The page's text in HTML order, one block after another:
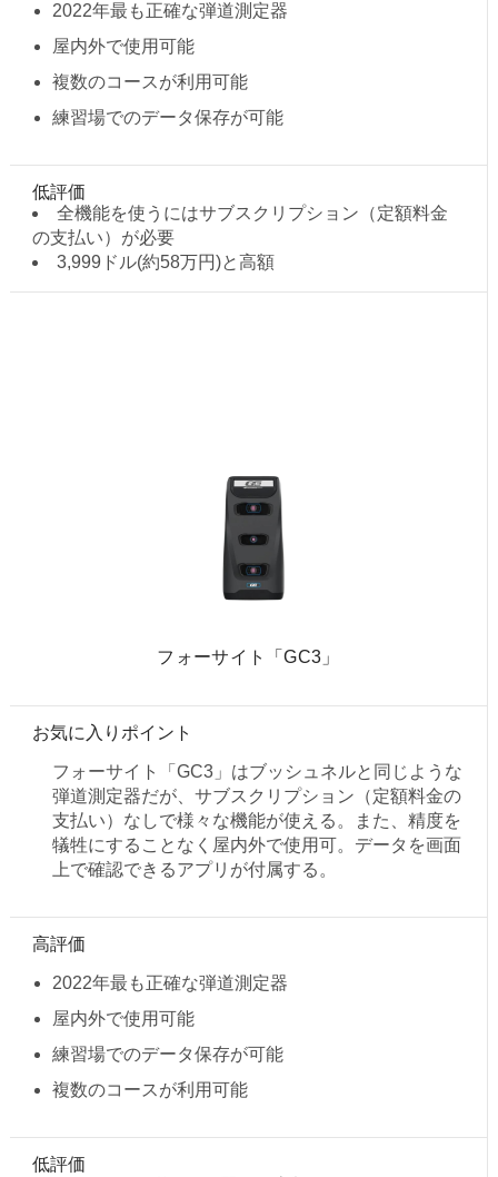
2022年最も正確な弾道測定器
屋内外で使用可能
複数のコースが利用可能
練習場でのデータ保存が可能
低評価
全機能を使うにはサブスクリプション（定額料金
の支払い）が必要
3,999ドル(約58万円)と高額
フォーサイト「GC3」
お気に入りポイント
フォーサイト「GC3」はブッシュネルと同じような
弾道測定器だが、サブスクリプション（定額料金の
支払い）なしで様々な機能が使える。また、精度を
犠牲にすることなく屋内外で使用可。データを画面
上で確認できるアプリが付属する。
高評価
2022年最も正確な弾道測定器
屋内外で使用可能
練習場でのデータ保存が可能
複数のコースが利用可能
低評価